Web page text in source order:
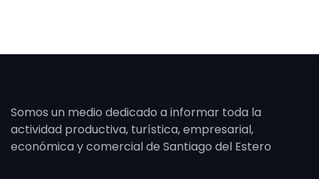
Somos un medio dedicado a informar toda la
actividad productiva, turística, empresarial,
económica y comercial de Santiago del Estero